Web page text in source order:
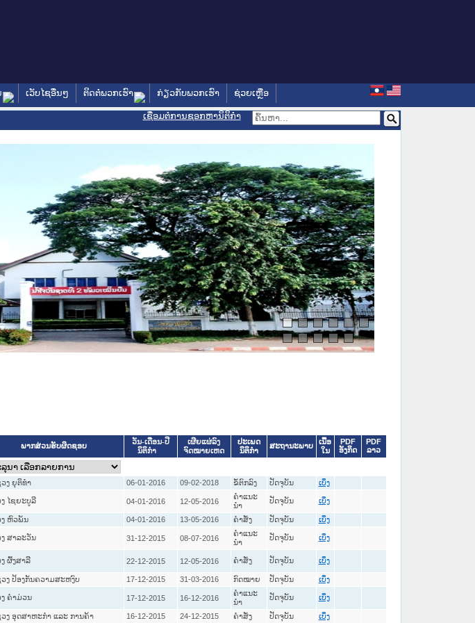
ເວັບໄຊອື່ນໆ ຕິດຕໍ່ພວກເຮົາ ກ່ຽວກັບພວກເຮົາ ຊ່ວຍເຫຼືອ
ເຊື່ອມຕໍ່ການຊອກຫານິຕິກຳ
ພາກສ່ວນຮັບຜິດຊອບ
ວັນ-ເດືອນ-ປີ
ນິຕິກໍາ
ເຜີຍແຜ່ລົງ
ຈົດໝາຍເຫດ
ປະເພດ
ນິຕິກໍາ
ສະຖານະພາບ
ເນື້ອ
ໃນ
PDF
ອັງກິດ
PDF
ລາວ
ງ ຍຸຕິທໍາ 06-01-2016 09-02-2018 ຂໍ້ຕົກລົງ ປັດຈຸບັນ ເບິ່ງ
ໄຊຍະບູລີ 04-01-2016 12-05-2016
ຄໍາແນະ
ນໍາ
ປັດຈຸບັນ ເບິ່ງ
ຫົວພັນ 04-01-2016 13-05-2016 ຄໍາສັ່ງ ປັດຈຸບັນ ເບິ່ງ
ສາລະວັນ 31-12-2015 08-07-2016
ຄໍາແນະ
ນໍາ
ປັດຈຸບັນ ເບິ່ງ
ຜົ້ງສາລີ 22-12-2015 12-05-2016 ຄໍາສັ່ງ ປັດຈຸບັນ ເບິ່ງ
ງ ປ້ອງກັນຄວາມສະຫງົບ 17-12-2015 31-03-2016 ກົດໝາຍ ປັດຈຸບັນ ເບິ່ງ
ຄໍາມ່ວນ 17-12-2015 16-12-2016
ຄໍາແນະ
ນໍາ
ປັດຈຸບັນ ເບິ່ງ
ງ ອຸດສາຫະກຳ ແລະ ການຄ້າ 16-12-2015 24-12-2015 ຄໍາສັ່ງ ປັດຈຸບັນ ເບິ່ງ